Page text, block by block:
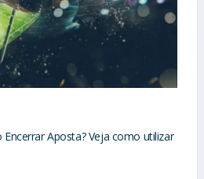
Aposta? Veja como utilizar